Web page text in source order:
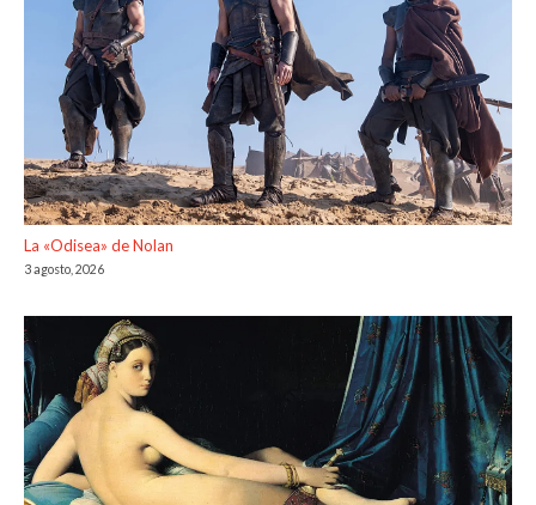
La «Odisea» de Nolan
3 agosto, 2026